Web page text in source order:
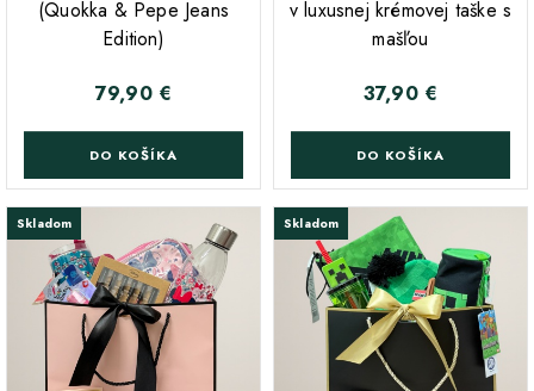
(Quokka & Pepe Jeans
Edition)
Cena
79,90 €
DO KOŠÍKA
v luxusnej krémovej taške s
mašľou
Cena
37,90 €
DO KOŠÍKA
Skladom Skladom